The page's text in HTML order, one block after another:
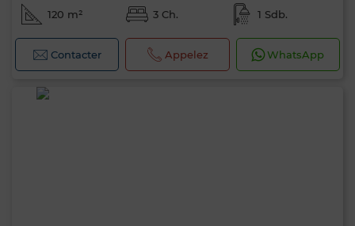
120 m² 3 Ch. 1 Sdb.
Contacter Appelez WhatsApp